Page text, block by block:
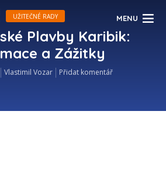
MENU
UŽITEČNÉ RADY
Plavby Karibik:
a Zážitky
Vlastimil Vozar Přidat komentář